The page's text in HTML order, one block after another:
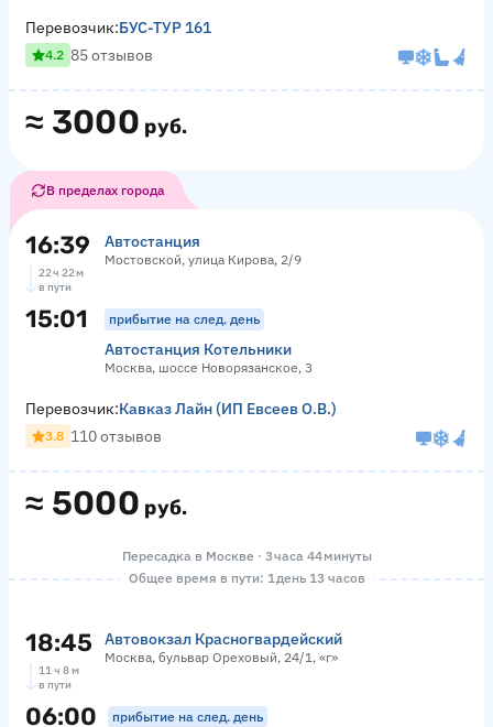
≈ 3000 руб.
Перевозчик:БУС-ТУР 161
4.2 85 отзывов
В пределах города
16:39 Автостанция
Мостовской, улица Кирова, 2/9
22 ч 22 м
в пути
15:01 прибытие на след. день
Автостанция Котельники
Москва, шоссе Новорязанское, 3
≈ 5000 руб.
Перевозчик:Кавказ Лайн (ИП Евсеев О.В.)
3.8 110 отзывов
Пересадка в Москве · 3 часа 44 минуты
Общее время в пути: 1 день 13 часов
18:45 Автовокзал Красногвардейский
Москва, бульвар Ореховый, 24/1, «г»
11 ч 8 м
в пути
06:00 прибытие на след. день